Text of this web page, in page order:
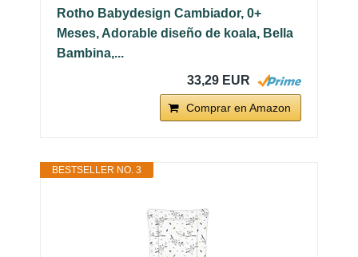
Rotho Babydesign Cambiador, 0+
Meses, Adorable diseño de koala, Bella
Bambina,...
33,29 EUR
Comprar en Amazon
BESTSELLER NO. 3